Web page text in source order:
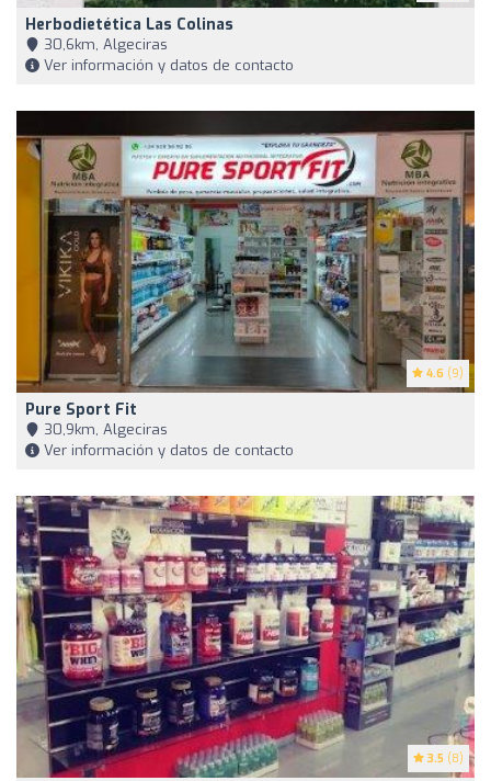
Herbodietética Las Colinas
30,6km, Algeciras
Ver información y datos de contacto
4.6 (9)
Pure Sport Fit
30,9km, Algeciras
Ver información y datos de contacto
3.5 (8)